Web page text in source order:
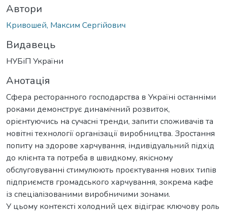
Автори
Кривошей, Максим Сергійович
Видавець
НУБіП України
Анотація
Сфера ресторанного господарства в Україні останніми
роками демонструє динамічний розвиток,
орієнтуючись на сучасні тренди, запити споживачів та
новітні технології організації виробництва. Зростання
попиту на здорове харчування, індивідуальний підхід
до клієнта та потреба в швидкому, якісному
обслуговуванні стимулюють проєктування нових типів
підприємств громадського харчування, зокрема кафе
із спеціалізованими виробничими зонами.
У цьому контексті холодний цех відіграє ключову роль